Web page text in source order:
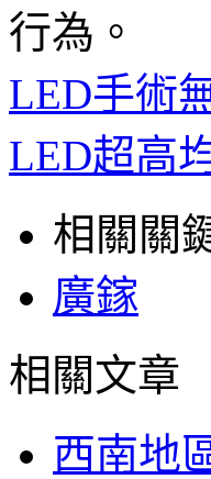
行為。
LED手術
LED超高
相關關
廣鎵
相關文章
西南地